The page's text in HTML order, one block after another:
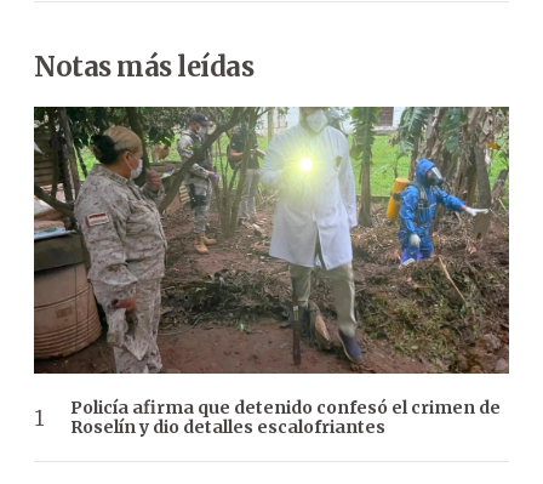
Notas más leídas
Policía afirma que detenido confesó el crimen de
Roselín y dio detalles escalofriantes